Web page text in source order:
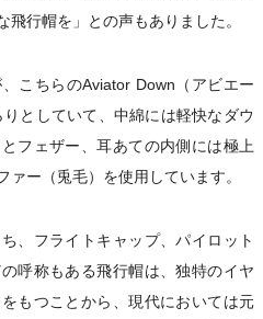
行帽を」との声もありました。
こちらのAviator Down（アビエー
としていて、中綿には軽快なダウ
フェザー、耳あての内側には極上
ー（兎毛）を使用しています。
、フライトキャップ、パイロット
呼称もある飛行帽は、独特のイヤ
もつことから、現代においては元